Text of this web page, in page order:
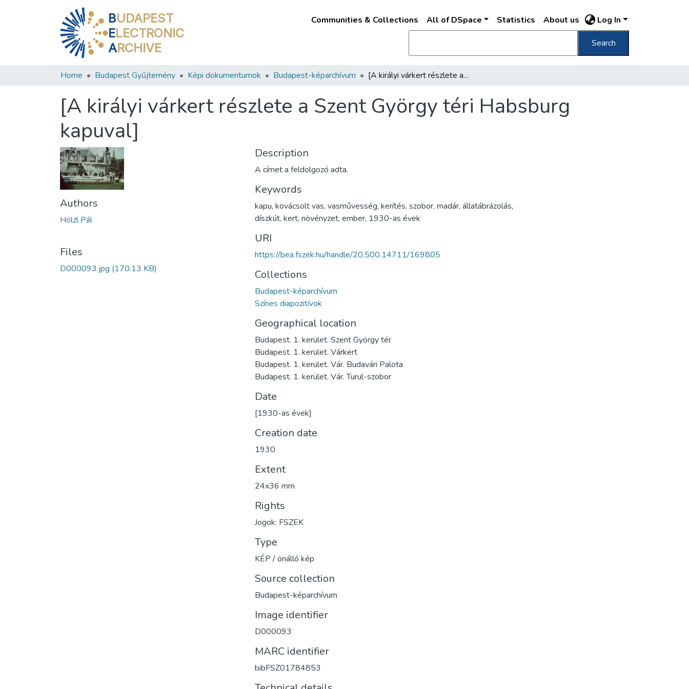
BUDAPEST
ELECTRONIC
ARCHIVE
Communities & Collections All of DSpace Statistics About us Log In
Search
Home Budapest Gyűjtemény Képi dokumentumok Budapest-képarchívum [A királyi várkert részlete a Szent György téri Habsburg kapuval]
[A királyi várkert részlete a Szent György téri Habsburg
kapuval]
Authors
Hölzl Pál
Files
D000093.jpg (170.13 KB)
Description
A címet a feldolgozó adta.
Keywords
kapu, kovácsolt vas, vasművesség, kerítés, szobor, madár, állatábrázolás,
díszkút, kert, növényzet, ember, 1930-as évek
URI
https://bea.fszek.hu/handle/20.500.14711/169805
Collections
Budapest-képarchívum
Színes diapozitívok
Geographical location
Budapest. 1. kerület. Szent György tér
Budapest. 1. kerület. Várkert
Budapest. 1. kerület. Vár. Budavári Palota
Budapest. 1. kerület. Vár. Turul-szobor
Date
[1930-as évek]
Creation date
1930
Extent
24x36 mm
Rights
Jogok: FSZEK
Type
KÉP / önálló kép
Source collection
Budapest-képarchívum
Image identifier
D000093
MARC identifier
bibFSZ01784853